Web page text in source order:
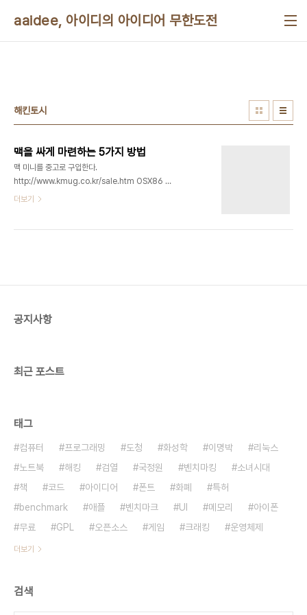
aaidee, 아이디의 아이디어 무한도전
해킨토시
맥을 싸게 마련하는 5가지 방법
맥 미니를 중고로 구입한다.
http://www.kmug.co.kr/sale.htm OSX86 등
의 해킨토시를 이용한다.
http://en.wikipedia.org/wiki/GNUstep
더보기
공지사항
최근 포스트
태그
컴퓨터 프로그래밍 도청 화성학 이명박
리눅스
노트북
해킹 검열 국정원 벤치마킹
소녀시대
책
코드 아이디어 폰트 화폐
특허
benchmark
애플 벤치마크 UI 메모리
아이폰
무료
GPL 오픈소스 게임 크래킹 운영체제
더보기
검색